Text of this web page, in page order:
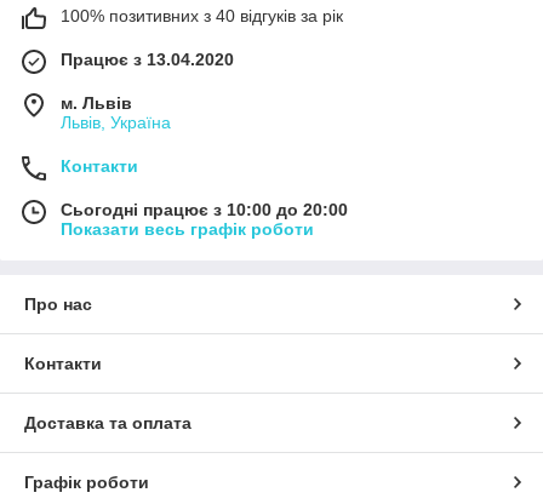
100% позитивних з 40 відгуків за рік
Працює з 13.04.2020
м. Львів
Львів, Україна
Контакти
Сьогодні працює з 10:00 до 20:00
Показати весь графік роботи
Про нас
Контакти
Доставка та оплата
Графік роботи